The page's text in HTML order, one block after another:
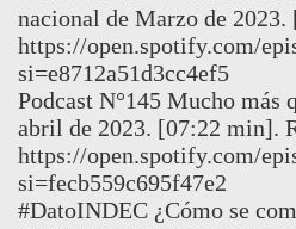
nacional de Marzo de
https://open.spotify.com/
si=e8712a51d3cc4ef5
Podcast N°145 Mucho más
abril de 2023. [07:22 min].
https://open.spotify.com/
si=fecb559c695f47e2
#DatoINDEC ¿Cómo se